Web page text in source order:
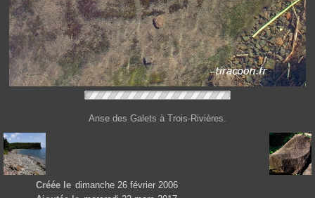
Anse des Galets à Trois-Rivières.
Créée le dimanche 26 février 2006